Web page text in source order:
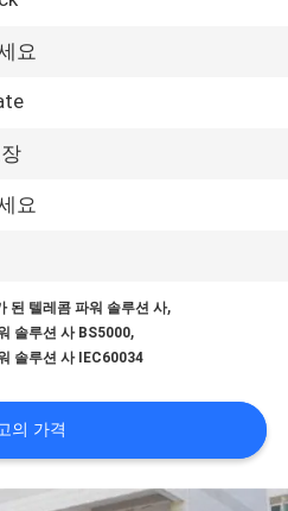
요
요
된 텔레콤 파워 솔루션 사,
솔루션 사 BS5000,
솔루션 사 IEC60034
의 가격